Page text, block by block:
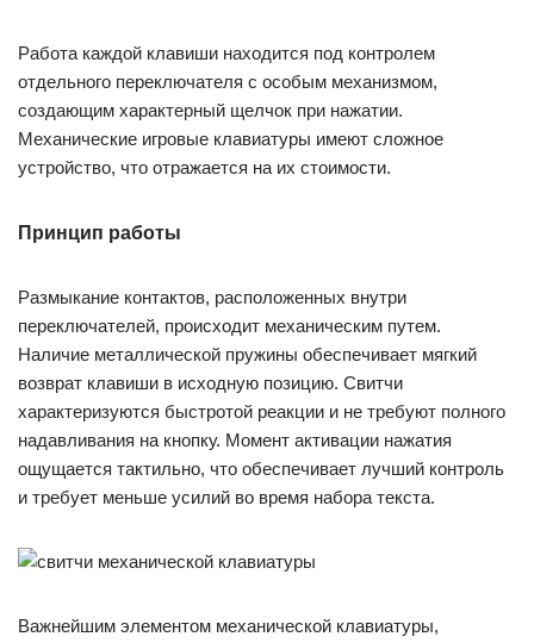
Работа каждой клавиши находится под контролем
отдельного переключателя с особым механизмом,
создающим характерный щелчок при нажатии.
Механические игровые клавиатуры имеют сложное
устройство, что отражается на их стоимости.
Принцип работы
Размыкание контактов, расположенных внутри
переключателей, происходит механическим путем.
Наличие металлической пружины обеспечивает мягкий
возврат клавиши в исходную позицию. Свитчи
характеризуются быстротой реакции и не требуют полного
надавливания на кнопку. Момент активации нажатия
ощущается тактильно, что обеспечивает лучший контроль
и требует меньше усилий во время набора текста.
Важнейшим элементом механической клавиатуры,